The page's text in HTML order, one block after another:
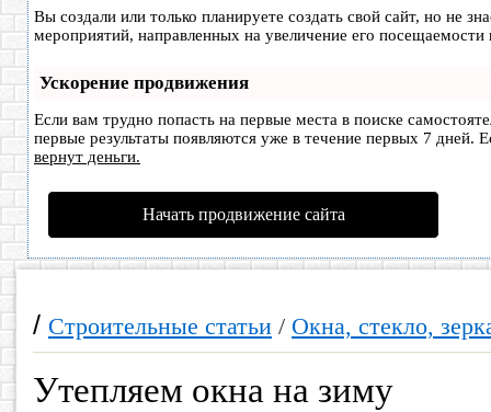
Вы создали или только планируете создать свой сайт, но не
мероприятий, направленных на увеличение его
Ускорение продвижения
Если вам трудно попасть на первые места в поиске
первые результаты появляются уже в течение первых 7 дней.
вернут деньги.
Начать продвижение сайта
/ Строительные статьи / Окна, стекло,
Утепляем окна на зиму